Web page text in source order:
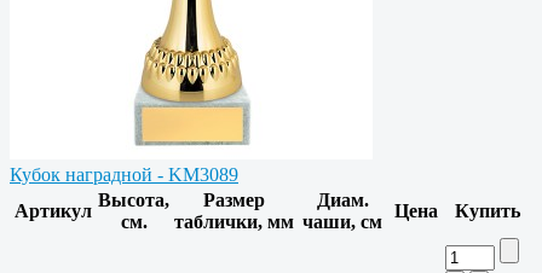
Кубок наградной - KM3089
Артикул
Высота,
см.
Размер
таблички, мм
Диам.
чаши, см
Цена Купить